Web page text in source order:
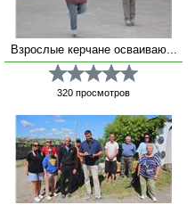
Взрослые керчане осваиваю...
320 просмотров